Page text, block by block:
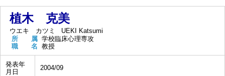
植木 克美
ウエキ カツミ
UEKI Katsumi
所 属 学校臨床心理専攻
職 名 教授
発表年
月日
2004/09